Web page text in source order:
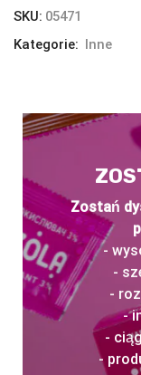
SKU: 05471
Kategorie: Inne
Zostań
-
-
-
-
-
-